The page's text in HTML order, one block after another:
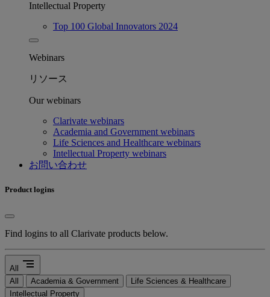
Intellectual Property
Top 100 Global Innovators 2024
Webinars
リソース
Our webinars
Clarivate webinars
Academia and Government webinars
Life Sciences and Healthcare webinars
Intellectual Property webinars
お問い合わせ
Product logins
Find logins to all Clarivate products below.
All segment
All Academia & Government
Life Sciences & Healthcare
Intellectual Property